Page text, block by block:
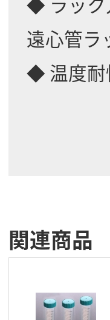
遠心管ラ
◆ 温度耐
関連商品